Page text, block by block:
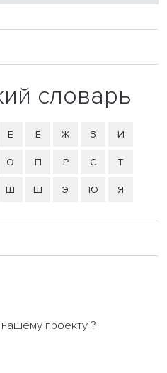
словарь
Е Ё Ж З И
О П Р С Т
Ш Щ Э Ю Я
проекту ?